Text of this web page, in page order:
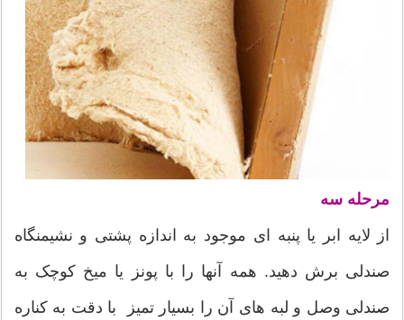
مرحله سه
از لایه ابر یا پنبه ای موجود به اندازه پشتی و نشیمنگاه
صندلی برش دهید. همه آنها را با پونز یا میخ کوچک به
صندلی وصل و لبه های آن را بسیار تمیز با دقت به کناره